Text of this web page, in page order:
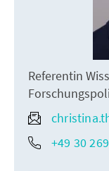
Referentin
+49 30